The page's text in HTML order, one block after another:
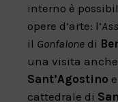
interno è
opere d’arte: l’
il Gonfalone di
una visita
Sant’Agostino
cattedrale di